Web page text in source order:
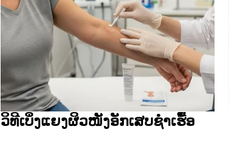
ວິທີເບິ່ງແຍງຜິວໜັງອັກເສບຊຳເຮື້ອ